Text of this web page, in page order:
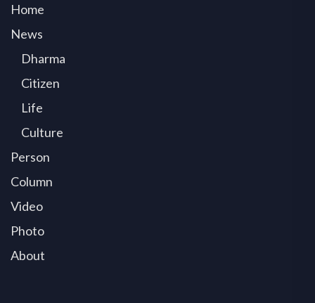
Home
News
Dharma
Citizen
Life
Culture
Person
Column
Video
Photo
About